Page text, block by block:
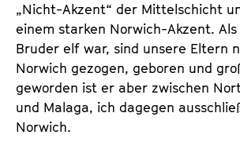
„Nicht-Akzent“ der Mittelschicht
einem starken Norwich-Akzent. Als
Bruder elf war, sind unsere Eltern
Norwich gezogen, geboren und
geworden ist er aber zwischen
und Malaga, ich dagegen
Norwich.